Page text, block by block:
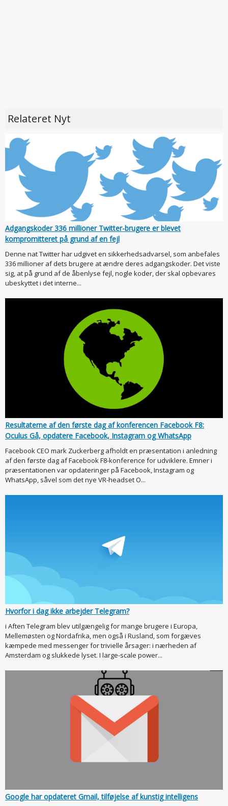
Relateret Nyt
Adgangskoder 336 millioner Twitter-brugere er blevet
kompromitteret på grund af en fejl
Denne nat Twitter har udgivet en sikkerhedsadvarsel, som anbefales
336 millioner af dets brugere at ændre deres adgangskoder. Det viste
sig, at på grund af de åbenlyse fejl, nogle koder, der skal opbevares
ubeskyttet i det interne...
Resultaterne af den første dag af konferencen Facebook F8:
Oculus Gå, opdatere Facebook, Instagram og WhatsApp
Facebook CEO mark Zuckerberg afholdt en præsentation i anledning
af den første dag af Facebook F8-konference for udviklere. Emner i
præsentationen var opdateringer på Facebook, Instagram og
WhatsApp, såvel som det nye VR-headset O...
Hvorfor i dag ikke arbejder Telegram?
i Aften Telegram blev utilgængelig for mange brugere i Europa,
Mellemøsten og Nordafrika, men også i Rusland, som forgæves
kæmpede med messenger for trivielle årsager: i nærheden af
Amsterdam og slukkede lyset. I large-scale power...
Google har opdateret Gmail, tilføjelse af kunstig intelligens